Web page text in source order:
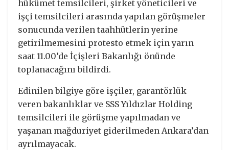
hükümet temsilcileri, şirket yöneticileri ve
işçi temsilcileri arasında yapılan görüşmeler
sonucunda verilen taahhütlerin yerine
getirilmemesini protesto etmek için yarın
saat 11.00’de İçişleri Bakanlığı önünde
toplanacağını bildirdi.
Edinilen bilgiye göre işçiler, garantörlük
veren bakanlıklar ve SSS Yıldızlar Holding
temsilcileri ile görüşme yapılmadan ve
yaşanan mağduriyet giderilmeden Ankara’dan
ayrılmayacak.